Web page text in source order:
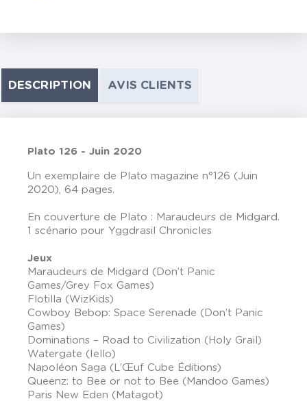
DESCRIPTION AVIS CLIENTS
Plato 126 - Juin 2020
Un exemplaire de Plato magazine n°126 (Juin
2020), 64 pages.
En couverture de Plato : Maraudeurs de Midgard.
1 scénario pour Yggdrasil Chronicles
Jeux
Maraudeurs de Midgard (Don’t Panic
Games/Grey Fox Games)
Flotilla (WizKids)
Cowboy Bebop: Space Serenade (Don’t Panic
Games)
Dominations – Road to Civilization (Holy Grail)
Watergate (Iello)
Napoléon Saga (L’Œuf Cube Éditions)
Queenz: to Bee or not to Bee (Mandoo Games)
Paris New Eden (Matagot)